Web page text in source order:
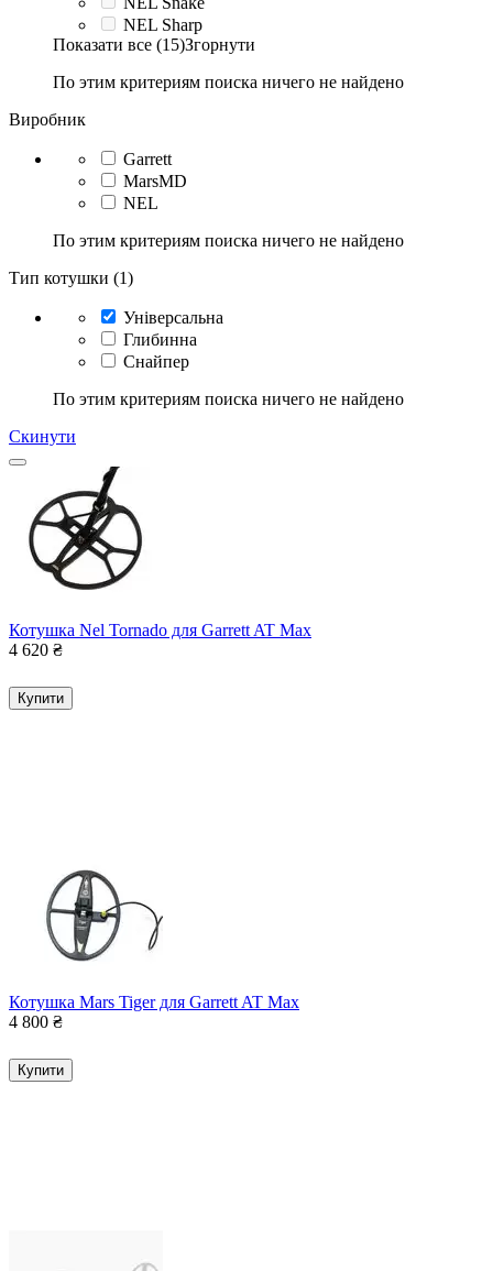
NEL Sharp
Показати все (15)Згорнути
По этим критериям поиска ничего не найдено
Виробник
Garrett
MarsMD
NEL
По этим критериям поиска ничего не найдено
Тип котушки (1)
Універсальна
Глибинна
Снайпер
По этим критериям поиска ничего не найдено
Скинути
Котушка Nel Tornado для Garrett AT Max
4 620 ₴
Купити
Котушка Mars Tiger для Garrett AT Max
4 800 ₴
Купити